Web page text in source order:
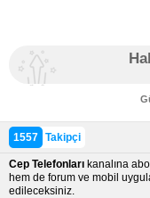
1557 Takipçi
Cep Telefonları kanalına
hem de forum ve mobil
edileceksiniz.